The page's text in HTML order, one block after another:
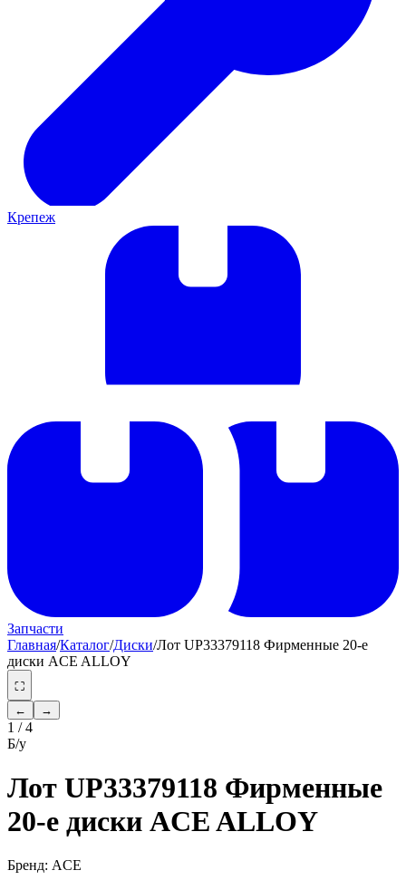
Крепеж
Запчасти
Главная/Каталог/Диски/Лот UP33379118 Фирменные 20-е
диски ACE ALLOY
⛶
←
→
1 /4
Б/у
Лот UP33379118 Фирменные
20-е диски ACE ALLOY
Бренд: ACE